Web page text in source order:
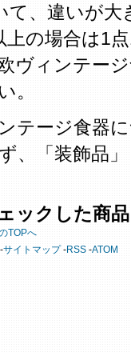
て、違いが
上の場合は1
ヴィンテー
。
テージ食器
、「装飾品
ックした商品
TOPへ
-サイトマップ-RSS -ATOM